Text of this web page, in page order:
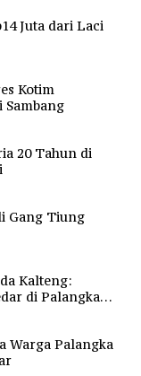
Juta dari Laci
Kotim
20 Tahun di
Gang Tiung
Kalteng:
di Palangka
Warga Palangka